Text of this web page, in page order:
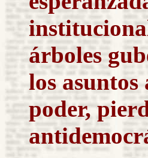
árboles
los asuntos
poder,